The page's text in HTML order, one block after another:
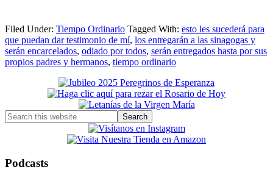
Filed Under: Tiempo Ordinario Tagged With: esto les sucederá para
que puedan dar testimonio de mí, los entregarán a las sinagogas y
serán encarcelados, odiado por todos, serán entregados hasta por sus
propios padres y hermanos, tiempo ordinario
Primary
Sidebar
Search
this
Podcasts